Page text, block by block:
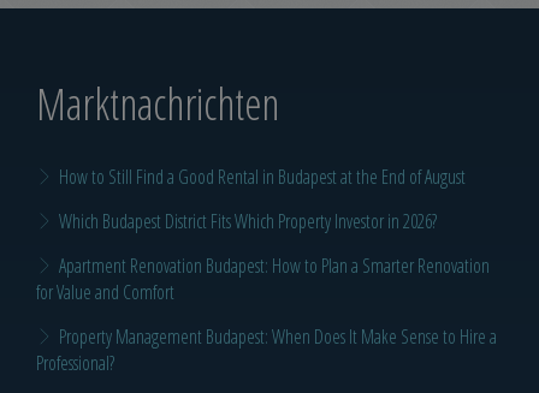
Marktnachrichten
How to Still Find a Good Rental in Budapest at the End of August
Which Budapest District Fits Which Property Investor in 2026?
Apartment Renovation Budapest: How to Plan a Smarter Renovation
for Value and Comfort
Property Management Budapest: When Does It Make Sense to Hire a
Professional?